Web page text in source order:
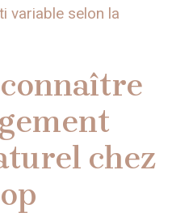
variable selon la
chez